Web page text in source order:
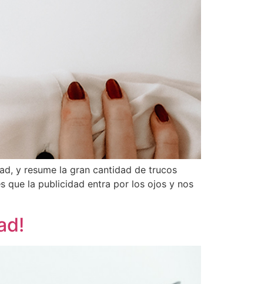
y resume la gran cantidad de trucos
que la publicidad entra por los ojos y nos